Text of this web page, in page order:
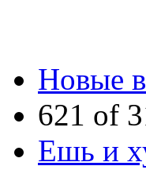
Новые
621 of
Ешь и